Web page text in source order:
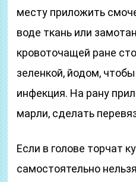
месту приложить
воде ткань или
кровоточащей ране
зеленкой, йодом,
инфекция. На рану
марли, сделать
Если в голове торчат
самостоятельно